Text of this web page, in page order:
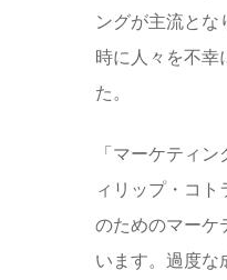
ングが主流と
時に人々を不幸
た。
「マーケティ
ィリップ・コ
のためのマーケ
います。過度な